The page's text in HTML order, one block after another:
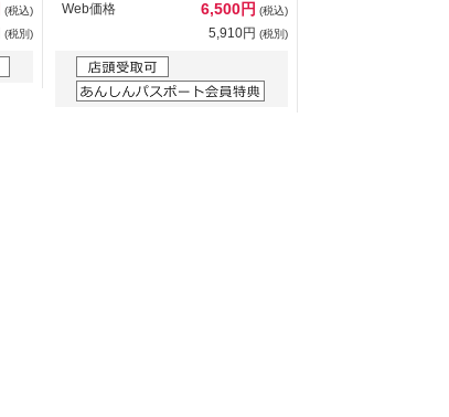
(税込)
(税別)
Web価格
6,500円 (税込)
5,910円 (税別)